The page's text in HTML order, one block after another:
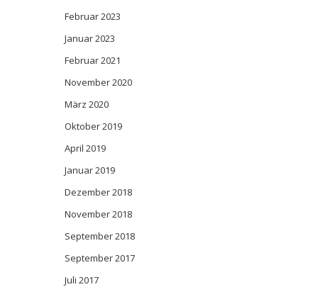
Februar 2023
Januar 2023
Februar 2021
November 2020
März 2020
Oktober 2019
April 2019
Januar 2019
Dezember 2018
November 2018
September 2018
September 2017
Juli 2017